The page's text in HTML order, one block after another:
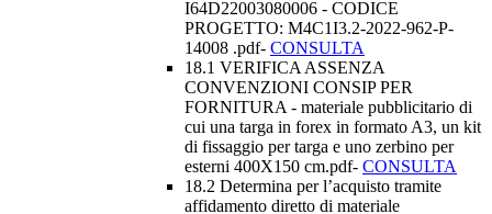
I64D22003080006 - CODICE
PROGETTO: M4C1I3.2-2022-962-P-
14008 .pdf- CONSULTA
18.1 VERIFICA ASSENZA
CONVENZIONI CONSIP PER
FORNITURA - materiale pubblicitario di
cui una targa in forex in formato A3, un kit
di fissaggio per targa e uno zerbino per
esterni 400X150 cm.pdf- CONSULTA
18.2 Determina per l’acquisto tramite
affidamento diretto di materiale